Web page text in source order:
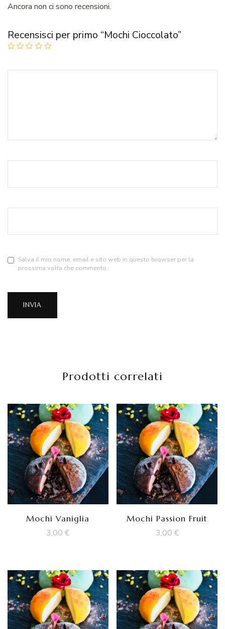
Ancora non ci sono recensioni.
Recensisci per primo “Mochi Cioccolato”
Salva il mio nome, email e sito web in questo browser per la
prossima volta che commento.
Prodotti correlati
Mochi Vaniglia
3,00€
Mochi Passion Fruit
3,00 €